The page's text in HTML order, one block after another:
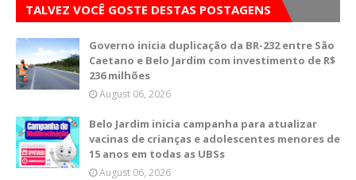
TALVEZ VOCÊ GOSTE DESTAS POSTAGENS
Governo inicia duplicação da BR-232 entre São
Caetano e Belo Jardim com investimento de R$
236 milhões
August 06, 2026
Belo Jardim inicia campanha para atualizar
vacinas de crianças e adolescentes menores de
15 anos em todas as UBSs
August 06, 2026